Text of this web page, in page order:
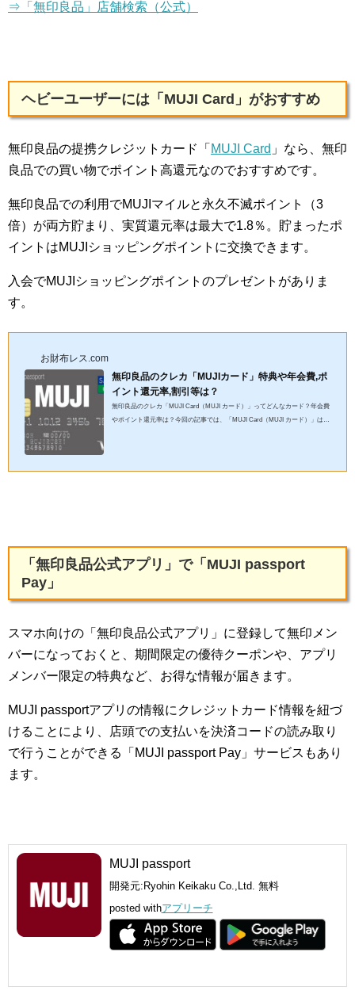
⇒「無印良品」店舗検索（公式）
ヘビーユーザーには「MUJI Card」がおすすめ
無印良品の提携クレジットカード「 MUJI Card 」なら、無印
良品での買い物でポイント高還元なのでおすすめです。
無印良品での利用でMUJIマイルと永久不滅ポイント（3
倍）が両方貯まり、実質還元率は最大で1.8％。貯まったポ
イントはMUJIショッピングポイントに交換できます。
入会でMUJIショッピングポイントのプレゼントがありま
す。
お財布レス.com
無印良品のクレカ「MUJIカード」特典や年会費,ポ
イント還元率,割引等は？
無印良品のクレカ「MUJI Card（MUJI カード）」ってどんなカード？年会費
やポイント還元率は？今回の記事では、「MUJI Card（MUJI カード）」はど
「無印良品公式アプリ」で「MUJI passport
Pay」
スマホ向けの「無印良品公式アプリ 」に登録して無印メン
バーになっておくと、期間限定の優待クーポンや、アプリ
メンバー限定の特典など、お得な情報が届きます。
MUJI passportアプリの情報にクレジットカード情報を紐づ
けることにより、店頭での支払いを決済コードの読み取り
で行うことができる「MUJI passport Pay」サービスもあり
ます。
MUJI passport
開発元:Ryohin Keikaku Co.,Ltd. 無料
posted withアプリーチ